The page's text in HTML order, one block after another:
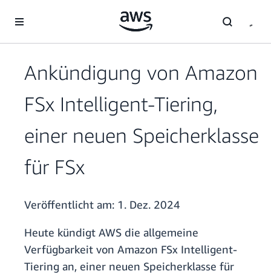
Überspringen zum Hauptinhalt
Ankündigung von Amazon
FSx Intelligent-Tiering,
einer neuen Speicherklasse
für FSx
Veröffentlicht am: 1. Dez. 2024
Heute kündigt AWS die allgemeine
Verfügbarkeit von Amazon FSx Intelligent-
Tiering an, einer neuen Speicherklasse für